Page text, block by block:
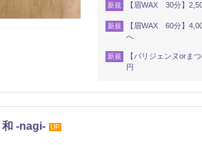
新規 【眉WAX 30分】
新規
【眉WAX 60分】
へ
新規
【パリジェンヌorま
円
-nagi- UP